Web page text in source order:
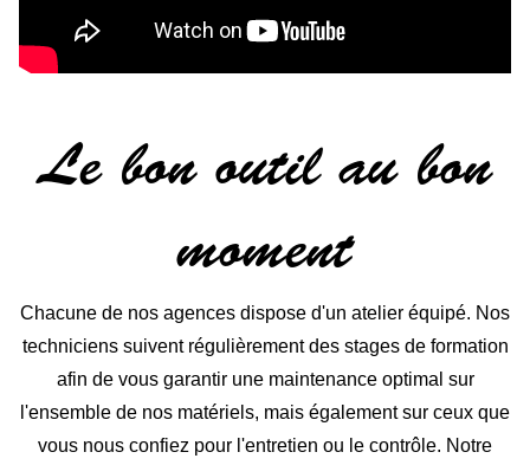
Le bon outil au bon
moment
Chacune de nos agences dispose d'un atelier équipé. Nos
techniciens suivent régulièrement des stages de formation
afin de vous garantir une maintenance optimal sur
l'ensemble de nos matériels, mais également sur ceux que
vous nous confiez pour l'entretien ou le contrôle. Notre